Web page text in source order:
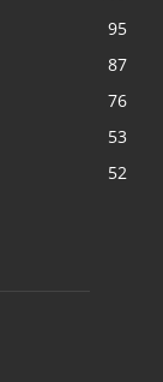
95
87
76
53
52